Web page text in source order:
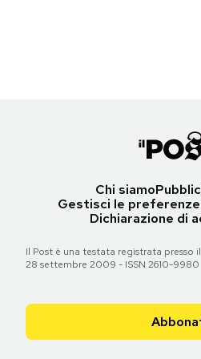
Chi siamo
Gestisci le preferenze
Dichiarazione di
Il Post è una testata registrata presso
28 settembre 2009 - ISSN 2610-9980